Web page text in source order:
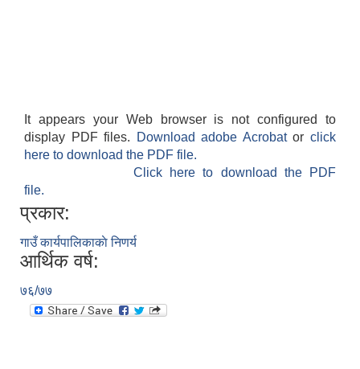
It appears your Web browser is not configured to
display PDF files.
Download adobe Acrobatorclick
here to download the PDF file.
Click here to download the PDF
file.
प्रकार:
गाउँ कार्यपालिकाकाे निणर्य
आर्थिक वर्ष:
७६/७७